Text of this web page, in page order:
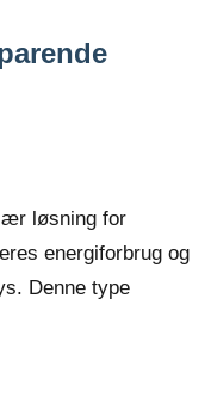
løsning for
energiforbrug og
Denne type